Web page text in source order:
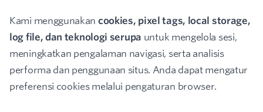
Kami menggunakan cookies, pixel tags, local storage,
log file, dan teknologi serupa untuk mengelola sesi,
meningkatkan pengalaman navigasi, serta analisis
performa dan penggunaan situs. Anda dapat mengatur
preferensi cookies melalui pengaturan browser.